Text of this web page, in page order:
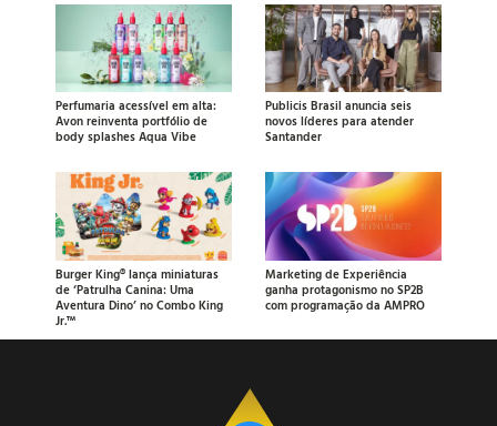
Perfumaria acessível em alta:
Avon reinventa portfólio de
body splashes Aqua Vibe
Publicis Brasil anuncia seis
novos líderes para atender
Santander
Burger King® lança miniaturas
de ‘Patrulha Canina: Uma
Aventura Dino’ no Combo King
Jr.™
Marketing de Experiência
ganha protagonismo no SP2B
com programação da AMPRO